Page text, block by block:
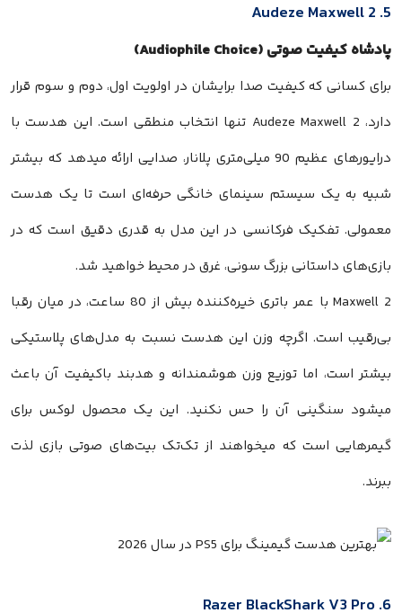
5. Audeze Maxwell 2
پادشاه کیفیت صوتی (Audiophile Choice)
برای کسانی که کیفیت صدا برایشان در اولویت اول، دوم و سوم قرار
دارد، Audeze Maxwell 2 تنها انتخاب منطقی است. این هدست با
درایورهای عظیم 90 میلی‌متری پلانار، صدایی ارائه میدهد که بیشتر
شبیه به یک سیستم سینمای خانگی حرفه‌ای است تا یک هدست
معمولی. تفکیک فرکانسی در این مدل به قدری دقیق است که در
بازی‌های داستانی بزرگ سونی، غرق در محیط خواهید شد.
Maxwell 2 با عمر باتری خیره‌کننده بیش از 80 ساعت، در میان رقبا
بی‌رقیب است. اگرچه وزن این هدست نسبت به مدل‌های پلاستیکی
بیشتر است، اما توزیع وزن هوشمندانه و هدبند باکیفیت آن باعث
میشود سنگینی آن را حس نکنید. این یک محصول لوکس برای
گیمرهایی است که میخواهند از تک‌تک بیت‌های صوتی بازی لذت
ببرند.
6. Razer BlackShark V3 Pro